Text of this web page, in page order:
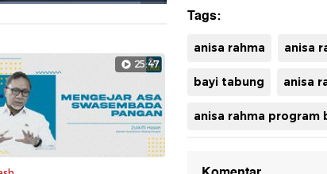
Layarpenuh
25:47
Tags:
anisa rahma anisa
bayi tabung anisa
anisa rahma program